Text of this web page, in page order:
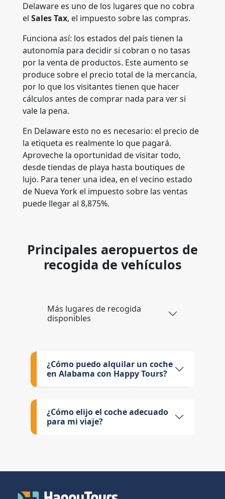
Delaware es uno de los lugares que no cobra
el Sales Tax, el impuesto sobre las compras.
Funciona así: los estados del país tienen la
autonomía para decidir si cobran o no tasas
por la venta de productos. Este aumento se
produce sobre el precio total de la mercancía,
por lo que los visitantes tienen que hacer
cálculos antes de comprar nada para ver si
vale la pena.
En Delaware esto no es necesario: el precio de
la etiqueta es realmente lo que pagará.
Aproveche la oportunidad de visitar todo,
desde tiendas de playa hasta boutiques de
lujo. Para tener una idea, en el vecino estado
de Nueva York el impuesto sobre las ventas
puede llegar al 8,875%.
Principales aeropuertos de
recogida de vehículos
Más lugares de recogida
disponibles
¿Cómo puedo alquilar un coche
en Alabama con Happy Tours?
¿Cómo elijo el coche adecuado
para mi viaje?